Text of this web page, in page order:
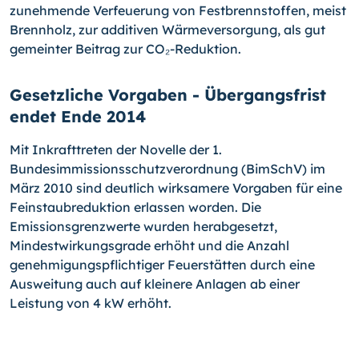
zunehmende Verfeuerung von Festbrenn­stoffen, meist
Brennholz, zur additiven Wärmeversorgung, als gut
gemeinter Beitrag zur CO₂-Reduktion.
Gesetzliche Vorgaben - Übergangsfrist
endet Ende 2014
Mit Inkrafttreten der Novelle der 1.
Bundesimmissionsschutz­verordnung (BimSchV) im
März 2010 sind deutlich wirksamere Vorgaben für eine
Feinstaubreduktion erlassen worden. Die
Emissionsgrenzwerte wurden herabgesetzt,
Mindestwirkungs­grade erhöht und die Anzahl
genehmigungspflichtiger Feuer­stätten durch eine
Ausweitung auch auf kleinere Anlagen ab einer
Leistung von 4 kW erhöht.